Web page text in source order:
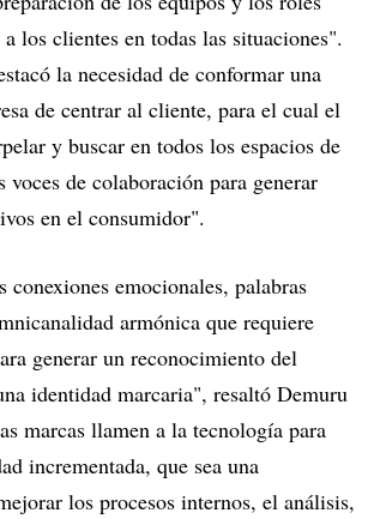
los clientes en todas las situaciones".
la necesidad de conformar una
de centrar al cliente, para el cual el
y buscar en todos los espacios de
voces de colaboración para generar
en el consumidor".
conexiones emocionales, palabras
armónica que requiere
generar un reconocimiento del
identidad marcaria", resaltó Demuru
marcas llamen a la tecnología para
incrementada, que sea una
los procesos internos, el análisis,